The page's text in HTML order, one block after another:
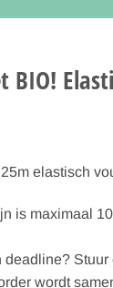
BIO!
elastisch
is maximaal
deadline?
wordt